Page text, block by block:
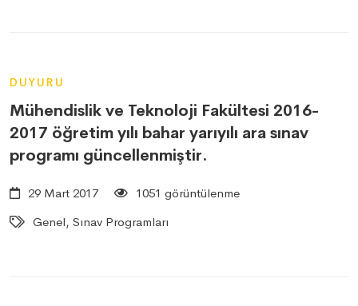
DUYURU
Mühendislik ve Teknoloji Fakültesi 2016-
2017 öğretim yılı bahar yarıyılı ara sınav
programı güncellenmiştir.
29 Mart 2017
1051 görüntülenme
Genel, Sınav Programları